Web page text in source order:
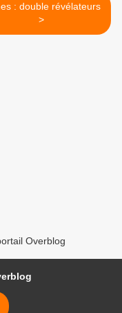
: double révélateurs
>
Overblog